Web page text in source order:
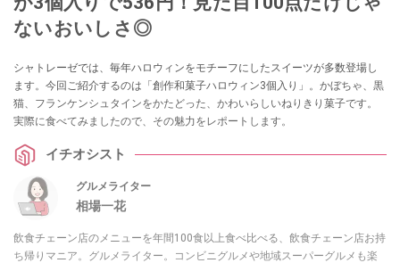
ないおいしさ◎
シャトレーゼでは、毎年ハロウィンをモチーフにしたスイーツが多数登場し
ます。今回ご紹介するのは「創作和菓子ハロウィン3個入り」。かぼちゃ、黒
猫、フランケンシュタインをかたどった、かわいらしいねりきり菓子です。
実際に食べてみましたので、その魅力をレポートします。
イチオシスト
グルメライター
相場一花
飲食チェーン店のメニューを年間100食以上食べ比べる、飲食チェーン店お持
ち帰りマニア。グルメライター。コンビニグルメや地域スーパーグルメも楽